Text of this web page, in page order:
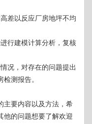
差以反应厂房地坪不均
行建模计算分析，复核
况，对存在的问题提出
测报告。
主要内容以及方法，希
他的问题想要了解欢迎